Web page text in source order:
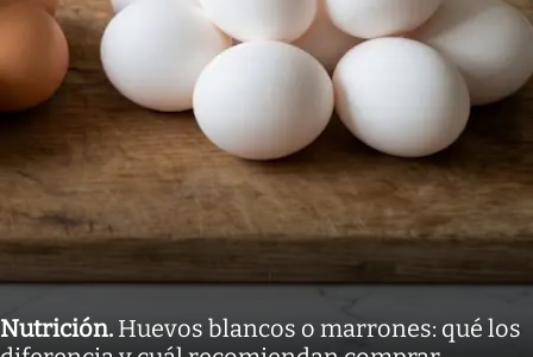
Nutrición. Huevos blancos o marrones: qué los